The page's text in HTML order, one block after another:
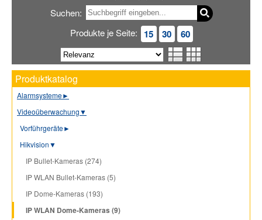
Suchen:
Produkte je Seite:
15 30 60
Produktkatalog
Alarmsysteme►
Videoüberwachung▼
Vorführgeräte►
Hikvision▼
IP Bullet-Kameras (274)
IP WLAN Bullet-Kameras (5)
IP Dome-Kameras (193)
IP WLAN Dome-Kameras (9)